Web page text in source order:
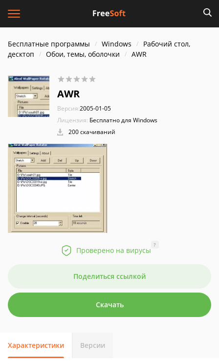
Бесплатные программы Windows
Рабочий стол,
десктоп
Обои, темы, оболочки AWR
AWR
Версия:2005-01-05
Лицензия: Бесплатно для Windows
200 скачиваний
Проверено на вирусы
?
Поделиться ссылкой
Скачать
Характеристики Версии